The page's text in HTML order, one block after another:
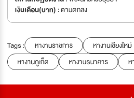
เงินเดือน(บาท) :ตามตกลง
Tags : หางานราชการ หางานเชียงใหม่
หางานภูเก็ต
หางานธนาคาร ห